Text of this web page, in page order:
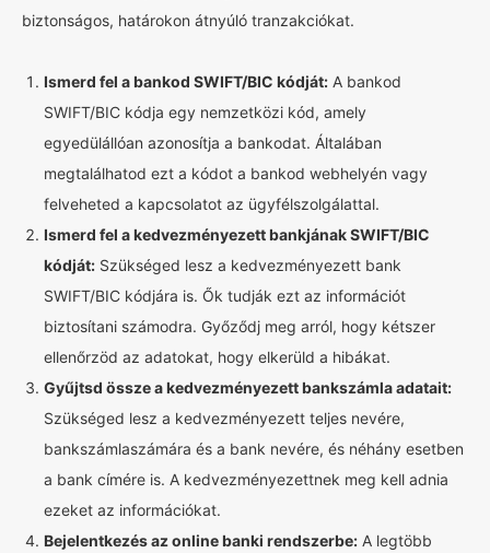
biztonságos, határokon átnyúló tranzakciókat.
Ismerd fel a bankod SWIFT/BIC kódját: A bankod
SWIFT/BIC kódja egy nemzetközi kód, amely
egyedülállóan azonosítja a bankodat. Általában
megtalálhatod ezt a kódot a bankod webhelyén vagy
felveheted a kapcsolatot az ügyfélszolgálattal.
Ismerd fel a kedvezményezett bankjának SWIFT/BIC
kódját: Szükséged lesz a kedvezményezett bank
SWIFT/BIC kódjára is. Ők tudják ezt az információt
biztosítani számodra. Győződj meg arról, hogy kétszer
ellenőrzöd az adatokat, hogy elkerüld a hibákat.
Gyűjtsd össze a kedvezményezett bankszámla adatait:
Szükséged lesz a kedvezményezett teljes nevére,
bankszámlaszámára és a bank nevére, és néhány esetben
a bank címére is. A kedvezményezettnek meg kell adnia
ezeket az információkat.
Bejelentkezés az online banki rendszerbe: A legtöbb